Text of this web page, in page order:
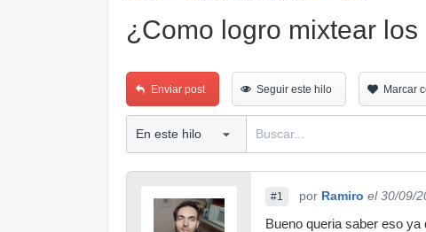
¿Como logro mixtear
Enviar post Seguir este hilo Marcar
#1 por Ramiro el 30/09/
Bueno queria saber eso